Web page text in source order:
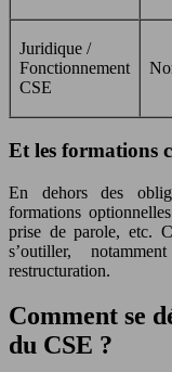
Juridique /
Fonctionnement
CSE
Et les formations
En dehors des
formations
prise de parole, etc.
s’outiller,
restructuration.
Comment se
du CSE ?